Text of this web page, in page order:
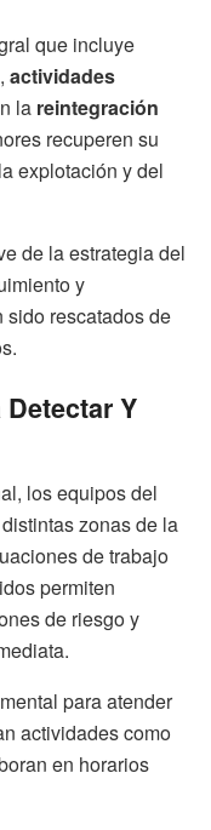
que incluye
, actividades
la reintegración
recuperen su
explotación y del
de la estrategia del
y
sido rescatados de
Y
los equipos del
distintas zonas de la
de trabajo
permiten
de riesgo y
para atender
actividades como
en horarios